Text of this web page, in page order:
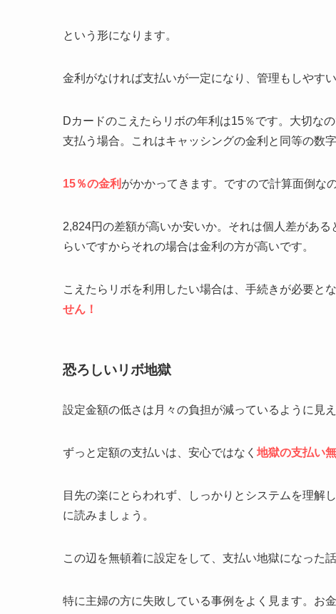
という形になります。
金利がなければ支払いが一定になり、管理もしやす
Dカードのこえたらリボの年利は15％です。大切な
支払う場合。これはキャッシングの金利と同等の数字
15％の金利 がかかってきます。ですので計算面倒な
2,824円の差額が高いか安いか。それは個人差があ
らいですからそれの場合は金利の方が高いです。
こえたらリボを利用したい場合は、手続きが必要と
せん！
恐ろしいリボ地獄
設定金額の低さは月々の負担が減っているように見え
ずっと定額の支払いは、安心ではなく 地獄の支払い
目先の楽にとらわれず、しっかりとシステムを理解
に読みましょう。
この辺を無頓着に設定をして、支払い地獄になった
特に主婦の方に失敗している事例をよく見ます。お